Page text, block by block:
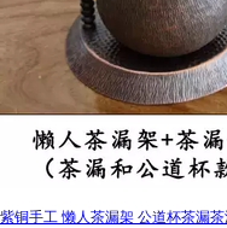
紫铜手工 懒人茶漏架 公道杯茶漏